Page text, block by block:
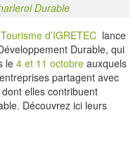
Durable
d’IGRETEC lance
Durable, qui
le4 et 11 octobre auxquels
partagent avec
elles contribuent
Découvrez ici leurs